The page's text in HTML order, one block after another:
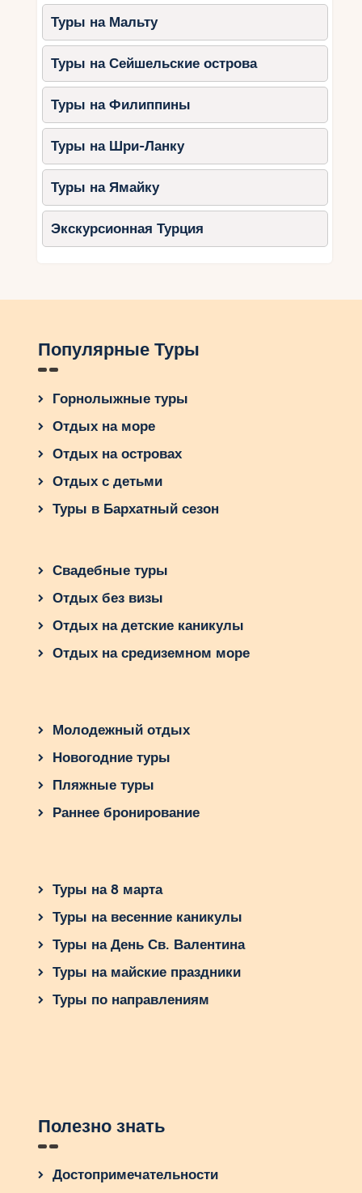
Apartments Ivica — семейные
апартаменты.
Природные достопримечательности Хорватии
предлагают уникальные возможности для
семейного отдыха. Плитвицкие озёра, Крка,
Бриони, Пакленица и Млет — это места, где
дети смогут насладиться природой, узнать что-
то новое и провести время активно.
выбирайте лучшие маршруты и наслаждайтесь
незабываемыми моментами в окружении
природной красоты!
Туры на Мальту
Туры на Сейшельские острова
Туры на Филиппины
Туры на Шри-Ланку
Туры на Ямайку
Экскурсионная Турция
Популярные Туры
Горнолыжные туры
Отдых на море
Отдых на островах
Отдых с детьми
Туры в Бархатный сезон
Свадебные туры
Отдых без визы
Отдых на детские каникулы
Отдых на средиземном море
Молодежный отдых
Новогодние туры
Пляжные туры
Раннее бронирование
Туры на 8 марта
Туры на весенние каникулы
Туры на День Св. Валентина
Туры на майские праздники
Туры по направлениям
Полезно знать
Достопримечательности